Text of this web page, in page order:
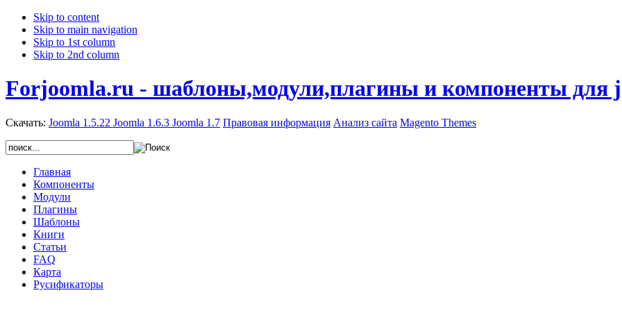
Skip to content
Skip to main navigation
Skip to 1st column
Skip to 2nd column
Forjoomla.ru - шаблоны,модули,плагины и компоненты для
Скачать: Joomla 1.5.22 Joomla 1.6.3 Joomla 1.7 Правовая информация Анализ сайта Magento Themes
Главная
Компоненты
Модули
Плагины
Шаблоны
Книги
Статьи
FAQ
Карта
Русификаторы